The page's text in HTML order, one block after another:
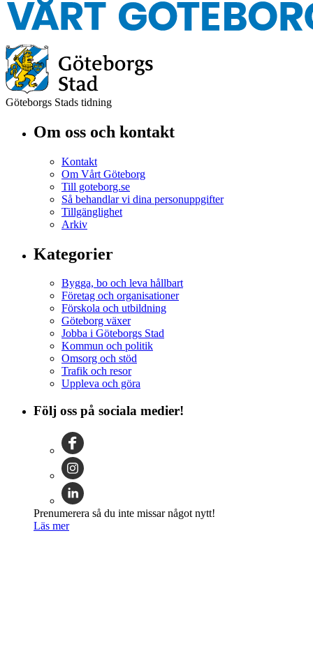
Göteborgs Stads tidning
Om oss och kontakt
Kontakt
Om Vårt Göteborg
Till goteborg.se
Så behandlar vi dina personuppgifter
Tillgänglighet
Arkiv
Kategorier
Bygga, bo och leva hållbart
Företag och organisationer
Förskola och utbildning
Göteborg växer
Jobba i Göteborgs Stad
Kommun och politik
Omsorg och stöd
Trafik och resor
Uppleva och göra
Följ oss på sociala medier!
Prenumerera så du inte missar något nytt!
Läs mer